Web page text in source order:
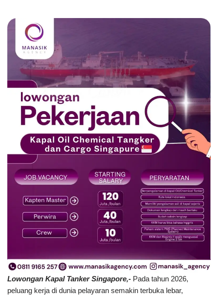
Lowongan Kapal Tanker Singapore,- Pada tahun 2026,
peluang kerja di dunia pelayaran semakin terbuka lebar,